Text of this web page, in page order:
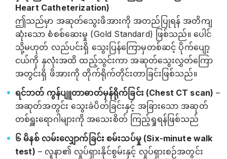
Heart Catheterization)
ဤသည်မှာ အဆုတ်သွေးဖိအားကို အတည်ပြုရန် အတိကျ
ဆုံးသော စံစစ်ဆေးမှု (Gold Standard) ဖြစ်သည်။ ပေါင်
သို့မဟုတ် လည်ပင်းရှိ သွေးပြန်ကြောမှတစ်ဆင့် ပိုက်ပျော့
ငယ်ကို နှလုံးအထိ ထည့်သွင်းကာ အဆုတ်သွေးလွှတ်ကြော
အတွင်းရှိ ဖိအားကို တိုက်ရိုက်တိုင်းတာခြင်းဖြစ်သည်။
ရင်ဘတ် ကွန်ပျူတာဓာတ်မှန်ရိုက်ခြင်း (Chest CT scan) –
အဆုတ်အတွင်း သွေးခဲပိတ်ခြင်းနှင့် အခြားသော အဆုတ်
တစ်ရှူးရောဂါများကို အသေးစိတ် ကြည့်ရှုရန်ဖြစ်သည်
၆ မိနစ် လမ်းလျှောက်ခြင်း စမ်းသပ်မှု (Six-minute walk
test) – လူနာ၏ လှုပ်ရှားနိုင်စွမ်းနှင့် လှုပ်ရှားစဉ်အတွင်း